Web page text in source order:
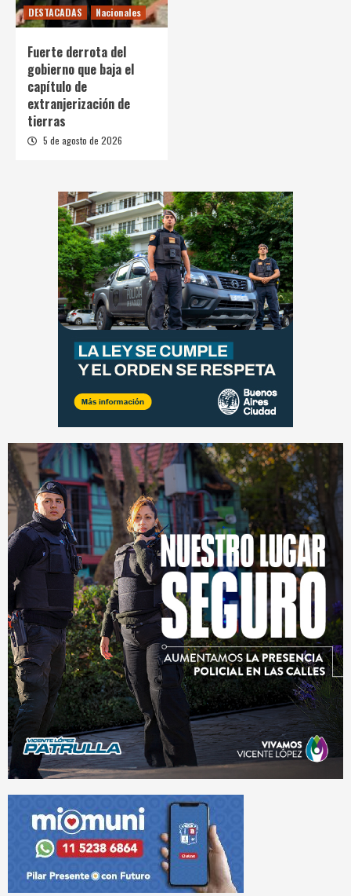
DESTACADAS Nacionales
Fuerte derrota del
gobierno que baja el
capítulo de
extranjerización de
tierras
5 de agosto de 2026